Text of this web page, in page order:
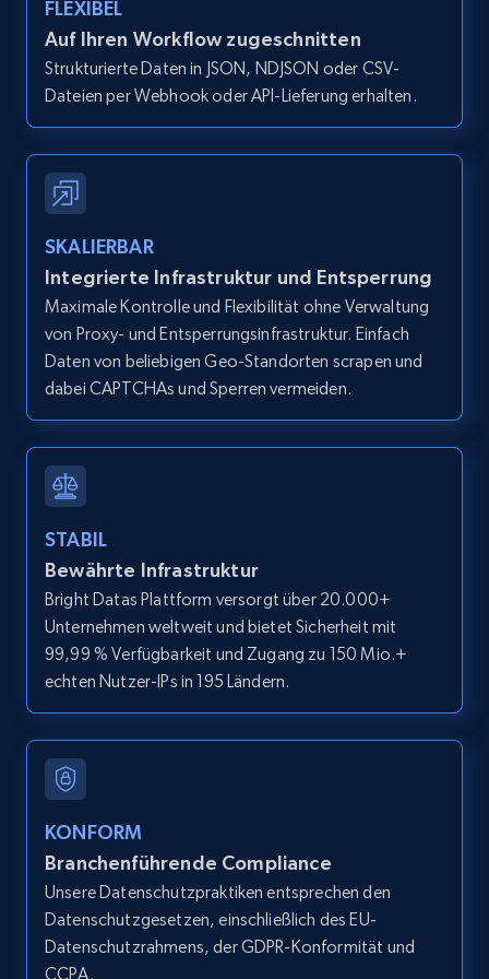
Zillow properties listing information -
Discover by custom filters - location, home
type and status
IsCurrentSignedInAgentResponsible, Bedrooms,
and more.
12K+ 1.3K+ Gratis testen
Zillow properties listing information -
Zpid, City, State, HomeStatus, Address,
IsListingClaimedByCurrentSignedInUser,
and more.
12K+ 1.3K+ Gratis testen
URL, ID, User id, Use url, Title, Headline, Post
text, Date posted, and more.
11.3K+
LinkedIn posts - Discover user's articles by
URL
FLEXIBEL
Auf Ihren Workflow zugeschnitten
Strukturierte Daten in JSON, NDJSON oder CSV-
Dateien per Webhook oder API-Lieferung erhalten.
SKALIERBAR
Integrierte Infrastruktur und Entsperrung
Maximale Kontrolle und Flexibilität ohne Verwaltung
von Proxy- und Entsperrungsinfrastruktur. Einfach
Daten von beliebigen Geo-Standorten scrapen und
dabei CAPTCHAs und Sperren vermeiden.
STABIL
Bewährte Infrastruktur
Bright Datas Plattform versorgt über 20.000+
Unternehmen weltweit und bietet Sicherheit mit
99,99 % Verfügbarkeit und Zugang zu 150 Mio.+
echten Nutzer-IPs in 195 Ländern.
KONFORM
Branchenführende Compliance
Unsere Datenschutzpraktiken entsprechen den
Datenschutzgesetzen, einschließlich des EU-
Datenschutzrahmens, der GDPR-Konformität und
CCPA.